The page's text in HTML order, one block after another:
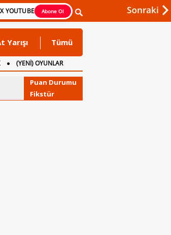
YOUTUBE Abone Ol
Yarışı Tümü
(YENİ) OYUNLAR
Puan Durumu
Fikstür